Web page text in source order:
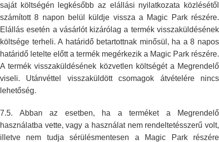
sajátköltségén legkésőbb az elállási nyilatkozata közlésétől
számított 8 napon belül küldje vissza a Magic Park részére.
Elállás esetén a vásárlótkizárólag a termék visszaküldésének
költsége terheli. A határidőbetartottnak minősül, ha a 8 napos
határidő letelte előtt a termék megérkezik a Magic Park részére.
A termék visszaküldésének közvetlen költségét a Megrendelő
viseli. Utánvéttel visszaküldött csomagok átvételérenincs
lehetőség.
7.5. Abban az esetben, ha a terméket a Megrendelő
használatba vette, vagy a használat nem rendeltetésszerű volt,
illetve nem tudja sérülésmentesen a Magic Park részére